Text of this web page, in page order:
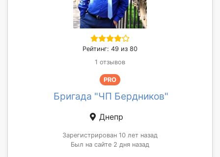
Рейтинг: 49 из 80
1 отзывов
PRO
Бригада "ЧП Бердников"
Днепр
Зарегистрирован 10 лет назад
Был на сайте 2 дня назад